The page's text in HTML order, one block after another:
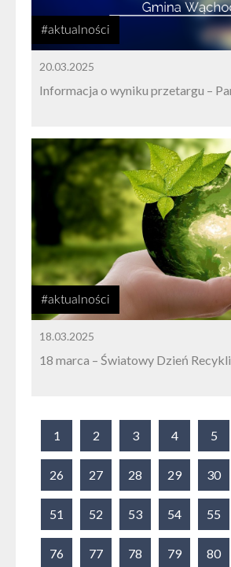
#aktualności
20.03.2025
Informacja o wyniku przetargu –
#aktualności
18.03.2025
18 marca – Światowy Dzień
1 2 3 4 5
26 27 28 29 30
51 52 53 54 55
76 77 78 79 80